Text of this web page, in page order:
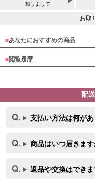
関しまして
お取
■あなたにおすすめの商品
■閲覧履歴
配
支払い方法は何が
商品はいつ届きま
返品や交換はできま